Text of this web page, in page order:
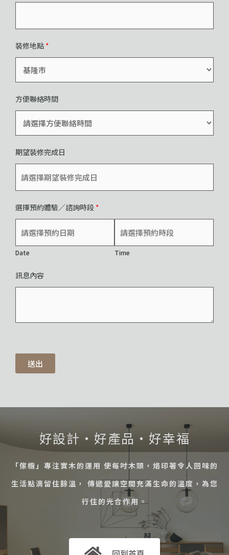
裝修地點 *
方便聯絡時間
期望裝修完成日
選擇預約體驗／諮詢時段 *
Date Time
訊息內容
送出
好設計・好產品・好幸福
「傢櫥」專注實木的運用 使每吋木頭，烙印著令人回味的
生活點滴留住餘溫， 傳遞愛讓空間充滿生命的溫度，為您
行住的光合作用。